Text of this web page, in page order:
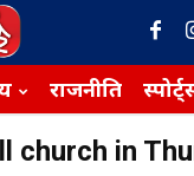
राजनीति
church in